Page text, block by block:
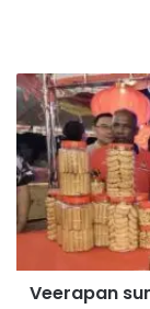
V
e
e
r
a
a
s
Veerapan